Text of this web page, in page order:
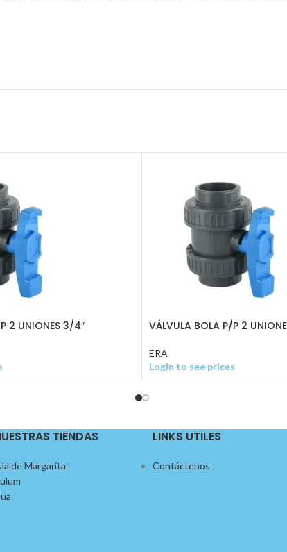
2 UNIONES 3/4″ VÁLVULA BOLA P/P 2
ERA
Login to see prices
TIENDAS
de Margarita
LINKS UTILES
Contáctenos